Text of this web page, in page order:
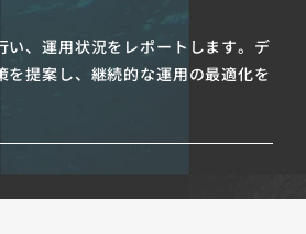
い、運用状況をレポートします。デ
を提案し、継続的な運用の最適化を